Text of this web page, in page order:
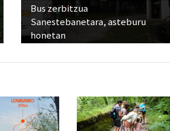
Bus zerbitzua
Sanestebanetara, asteburu
honetan